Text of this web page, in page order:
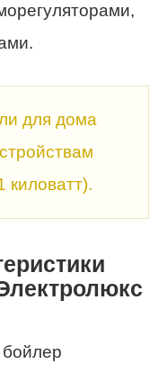
для дома
киловатт).